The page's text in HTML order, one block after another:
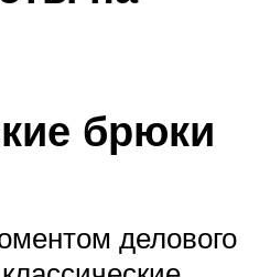
брюки
делового